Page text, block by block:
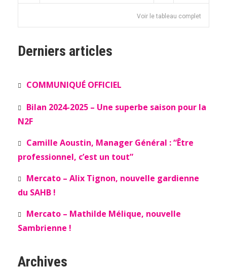
Voir le tableau complet
Derniers articles
COMMUNIQUÉ OFFICIEL
Bilan 2024-2025 – Une superbe saison pour la
N2F
Camille Aoustin, Manager Général : “Être
professionnel, c’est un tout”
Mercato – Alix Tignon, nouvelle gardienne
du SAHB !
Mercato – Mathilde Mélique, nouvelle
Sambrienne !
Archives